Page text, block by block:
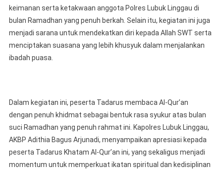
Khatam
Al-
keimanan serta ketakwaan anggota Polres Lubuk Linggau di
bulan Ramadhan yang penuh berkah. Selain itu, kegiatan ini juga
menjadi sarana untuk mendekatkan diri kepada Allah SWT serta
menciptakan suasana yang lebih khusyuk dalam menjalankan
ibadah puasa.
Dalam kegiatan ini, peserta Tadarus membaca Al-Qur’an
dengan penuh khidmat sebagai bentuk rasa syukur atas bulan
suci Ramadhan yang penuh rahmat ini. Kapolres Lubuk Linggau,
AKBP Adithia Bagus Arjunadi, menyampaikan apresiasi kepada
peserta Tadarus Khatam Al-Qur’an ini, yang sekaligus menjadi
momentum untuk memperkuat ikatan spiritual dan kedisiplinan